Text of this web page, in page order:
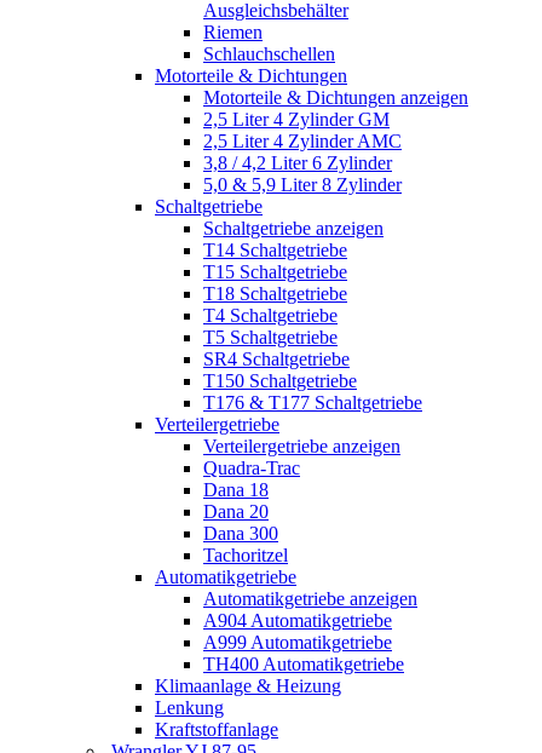
Ausgleichsbehälter
Riemen
Schlauchschellen
Motorteile & Dichtungen
Motorteile & Dichtungen anzeigen
2,5 Liter 4 Zylinder GM
2,5 Liter 4 Zylinder AMC
3,8 / 4,2 Liter 6 Zylinder
5,0 & 5,9 Liter 8 Zylinder
Schaltgetriebe
Schaltgetriebe anzeigen
T14 Schaltgetriebe
T15 Schaltgetriebe
T18 Schaltgetriebe
T4 Schaltgetriebe
T5 Schaltgetriebe
SR4 Schaltgetriebe
T150 Schaltgetriebe
T176 & T177 Schaltgetriebe
Verteilergetriebe
Verteilergetriebe anzeigen
Quadra-Trac
Dana 18
Dana 20
Dana 300
Tachoritzel
Automatikgetriebe
Automatikgetriebe anzeigen
A904 Automatikgetriebe
A999 Automatikgetriebe
TH400 Automatikgetriebe
Klimaanlage & Heizung
Lenkung
Kraftstoffanlage